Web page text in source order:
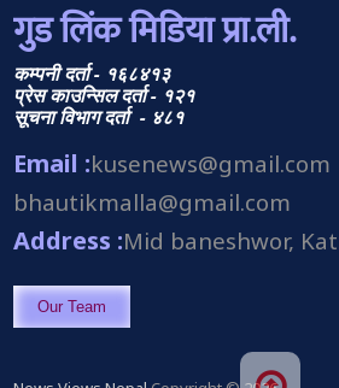
गुड लिंक मिडिया प्रा.ली.
कम्पनी दर्ता - १६८४१३
प्रेस काउन्सिल दर्ता - १२१
सूचना विभाग दर्ता - ४८१
Email :kusenews@gmail.com
bhautikmalla@gmail.com
Address :Mid baneshwor,
Our Team